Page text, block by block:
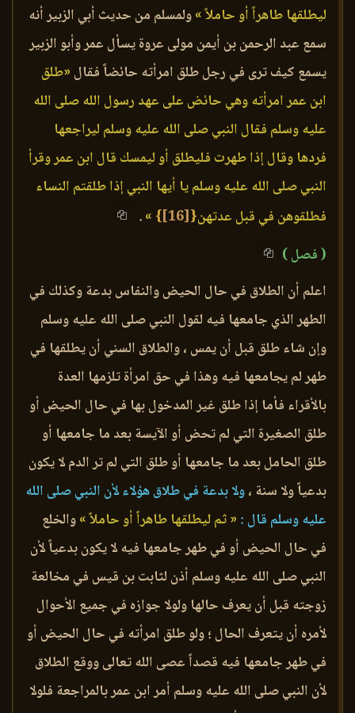
ليطلقها طاهراً أو حاملاً »ولمسلم من حديث أبي الزبير أنه
سمع عبد الرحمن بن أيمن مولى عروة يسأل عمر وأبو الزبير
يسمع كيف ترى في رجل طلق امرأته حائضاً فقال «طلق
ابن عمر امرأته وهي حائض على عهد رسول الله صلى الله
عليه وسلم فقال النبي صلى الله عليه وسلم ليراجعها
فردها وقال إذا طهرت فليطلق أو ليمسك قال ابن عمر وقرأ
النبي صلى الله عليه وسلم يا أيها النبي إذا طلقتم النساء
فطلقوهن في قبل عدتهن{
[16]
}
»
.
( فصل )
اعلم أن الطلاق في حال الحيض والنفاس بدعة وكذلك في
الطهر الذي جامعها فيه لقول النبي صلى الله عليه وسلم
وإن شاء طلق قبل أن يمس ، والطلاق السني أن يطلقها في
طهر لم يجامعها فيه وهذا في حق امرأة تلزمها العدة
بالأقراء فأما إذا طلق غير المدخول بها في حال الحيض أو
طلق الصغيرة التي لم تحض أو الآيسة بعد ما جامعها أو
طلق الحامل بعد ما جامعها أو طلق التي لم تر الدم لا يكون
بدعياً ولا سنة ،ولا بدعة في طلاق هؤلاء لأن النبي صلى الله
عليه وسلم قال : « ثم ليطلقها طاهراً أو حاملاً »والخلع
في حال الحيض أو في طهر جامعها فيه لا يكون بدعياً لأن
النبي صلى الله عليه وسلم أذن لثابت بن قيس في مخالعة
زوجته قبل أن يعرف حالها ولولا جوازه في جميع الأحوال
لأمره أن يتعرف الحال ؛ ولو طلق امرأته في حال الحيض أو
في طهر جامعها فيه قصداً عصى الله تعالى ووقع الطلاق
لأن النبي صلى الله عليه وسلم أمر ابن عمر بالمراجعة فلولا